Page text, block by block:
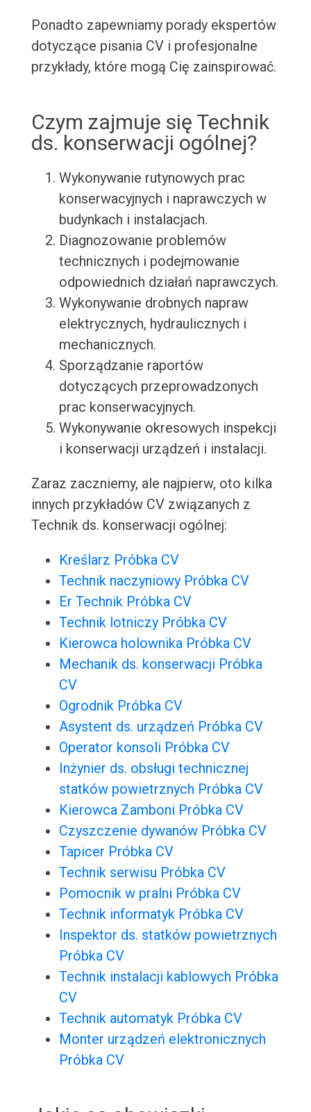
Ponadto zapewniamy porady ekspertów
dotyczące pisania CV i profesjonalne
przykłady, które mogą Cię zainspirować.
Czym zajmuje się Technik
ds. konserwacji ogólnej?
Wykonywanie rutynowych prac
konserwacyjnych i naprawczych w
budynkach i instalacjach.
Diagnozowanie problemów
technicznych i podejmowanie
odpowiednich działań naprawczych.
Wykonywanie drobnych napraw
elektrycznych, hydraulicznych i
mechanicznych.
Sporządzanie raportów
dotyczących przeprowadzonych
prac konserwacyjnych.
Wykonywanie okresowych inspekcji
i konserwacji urządzeń i instalacji.
Zaraz zaczniemy, ale najpierw, oto kilka
innych przykładów CV związanych z
Technik ds. konserwacji ogólnej:
Kreślarz Próbka CV
Technik naczyniowy Próbka CV
Er Technik Próbka CV
Technik lotniczy Próbka CV
Kierowca holownika Próbka CV
Mechanik ds. konserwacji Próbka
CV
Ogrodnik Próbka CV
Asystent ds. urządzeń Próbka CV
Operator konsoli Próbka CV
Inżynier ds. obsługi technicznej
statków powietrznych Próbka CV
Kierowca Zamboni Próbka CV
Czyszczenie dywanów Próbka CV
Tapicer Próbka CV
Technik serwisu Próbka CV
Pomocnik w pralni Próbka CV
Technik informatyk Próbka CV
Inspektor ds. statków powietrznych
Próbka CV
Technik instalacji kablowych Próbka
CV
Technik automatyk Próbka CV
Monter urządzeń elektronicznych
Próbka CV